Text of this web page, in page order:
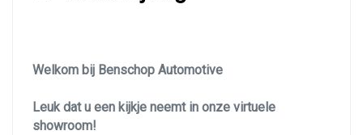
Cruise control adaptief en stuurhulp
Elektrisch bedienbare achterklep met
Elektronisch sper differentieel
Welkom bij Benschop Automotive
Leuk dat u een kijkje neemt in onze virtuele
showroom!